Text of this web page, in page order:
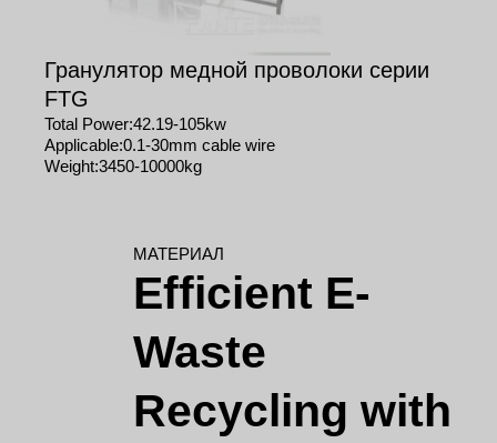
Гранулятор медной проволоки серии
FTG
Total Power:42.19-105kw
Applicable:0.1-30mm cable wire
Weight:3450-10000kg
МАТЕРИАЛ
Efficient E-
Waste
Recycling with